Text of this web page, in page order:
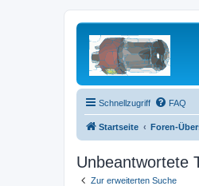
Schnellzugriff FAQ
Startseite Foren-
Unbeantwortete
Zur erweiterten Suche